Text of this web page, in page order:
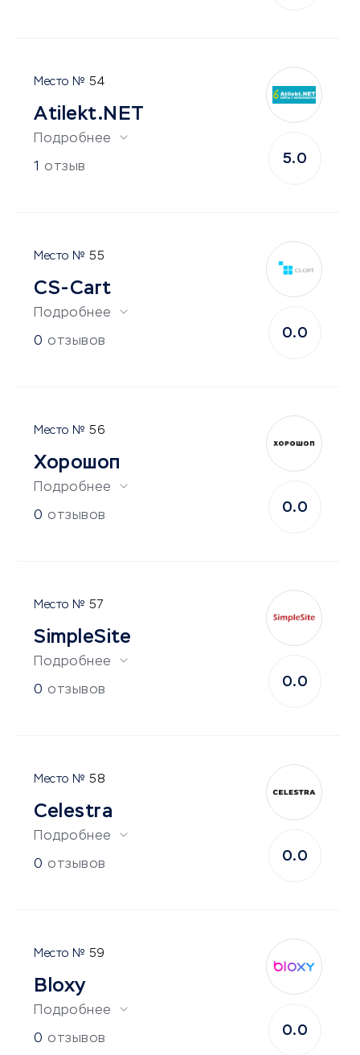
54
Atilekt.NET
Подробнее
1 отзыв
5.0
55
CS-Cart
Подробнее
0 отзывов
0.0
56
Хорошоп
Подробнее
0 отзывов
0.0
57
SimpleSite
Подробнее
0 отзывов
0.0
58
Celestra
Подробнее
0 отзывов
0.0
59
Bloxy
Подробнее
0 отзывов
0.0